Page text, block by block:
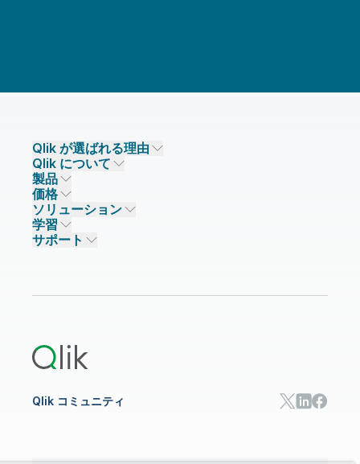
Qlik が選ばれる理由
Qlik が選ばれる理由
信頼とセキュリティ
信頼とプライバシー
信頼と AI
主なテクノロジーパートナー
データソースとターゲット
Qlik について
企業情報
採用情報
ニュースルーム
事業所 / 連絡先
製品
データ統合とデータ品質
Qlik Talend
Qlik Talend Cloud
Talend Data Fabric
価格
データ統合
データ分析
AI / 機械学習
ソリューション
ソリューションパートナー
パートナー検索
学習
イベント
サポート
Qlik コミュニティ